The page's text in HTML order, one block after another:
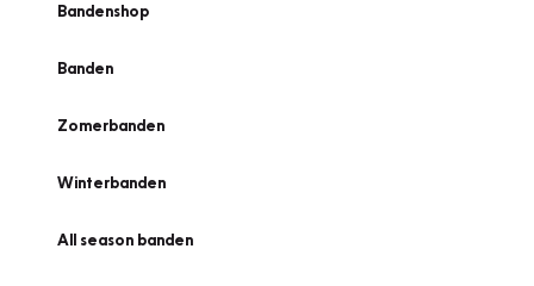
Bandenshop
Banden
Zomerbanden
Winterbanden
All season banden